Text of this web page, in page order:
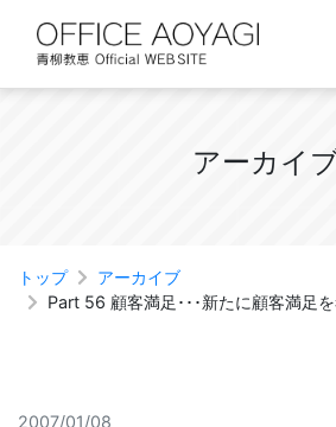
content
アーカ イ ブ
トップ
アーカイブ
Part 56 顧客満足･･･新たに顧客満足
2007/01/08